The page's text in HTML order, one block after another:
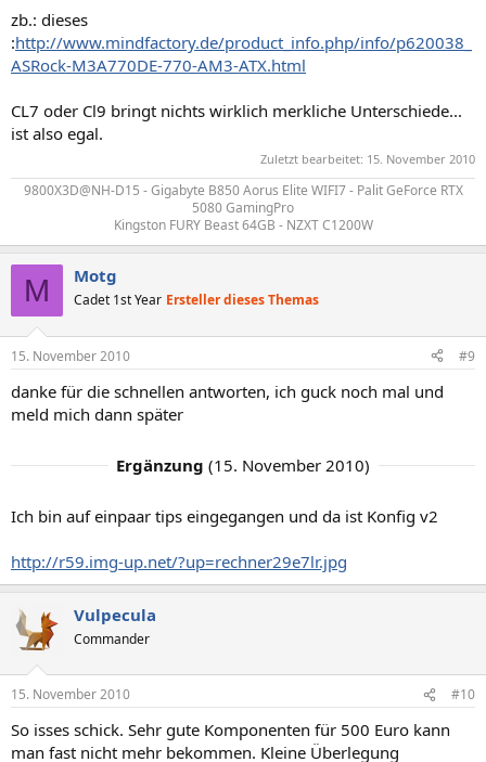
zb.: dieses
:http://www.mindfactory.de/product_info.php/info/p620038_
ASRock-M3A770DE-770-AM3-ATX.html
CL7 oder Cl9 bringt nichts wirklich merkliche Unterschiede...
ist also egal.
Zuletzt bearbeitet: 15. November 2010
9800X3D@NH-D15 - Gigabyte B850 Aorus Elite WIFI7 - Palit GeForce RTX
5080 GamingPro
Kingston FURY Beast 64GB - NZXT C1200W​
M Motg
Cadet 1st Year Ersteller dieses Themas
15. November 2010 #9
danke für die schnellen antworten, ich guck noch mal und
meld mich dann später
Ergänzung (15. November 2010)
Ich bin auf einpaar tips eingegangen und da ist Konfig v2
http://r59.img-up.net/?up=rechner29e7lr.jpg
Vulpecula
Commander
15. November 2010 #10
So isses schick. Sehr gute Komponenten für 500 Euro kann
man fast nicht mehr bekommen. Kleine Überlegung